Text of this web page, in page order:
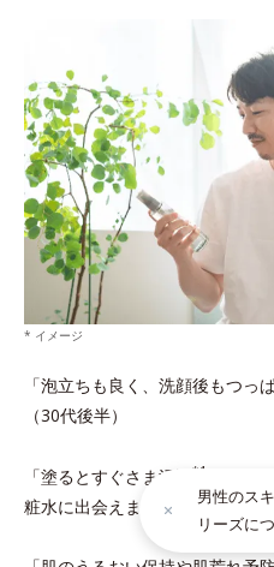
* イメージ
「泡立ちも良く、洗顔後もつっ
（30代後半）
「塗るとすぐさま浸透 *1
して嫌
粧水に出会えました」（20代前
男性のス
リーズに